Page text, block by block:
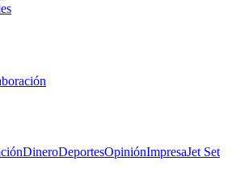
DineroDeportesOpiniónImpresaJet Set